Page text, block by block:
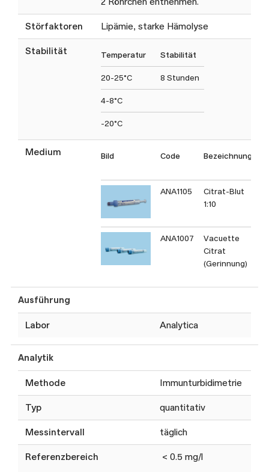
Störfaktoren Lipämie, starke Hämolyse
Stabilität Temperatur Stabilität
20-25°C 8 Stunden
4-8°C
-20°C
Medium Bild Code Bezeichnung
ANA1105
Citrat-Blut
1:10
ANA1007
Vacuette
Citrat
(Gerinnung)
Ausführung
Labor Analytica
Analytik
Methode Immunturbidimetrie
Typ quantitativ
Messintervall täglich
Referenzbereich
< 0.5 mg/l